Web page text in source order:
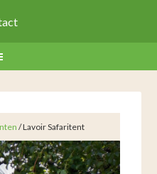
/Lavoir Safaritent